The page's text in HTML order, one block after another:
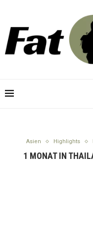
Asien Highlights
1 MONAT IN